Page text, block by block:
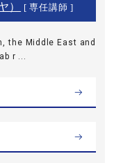
） [ 専任講師 ]
the Middle East and
r ...